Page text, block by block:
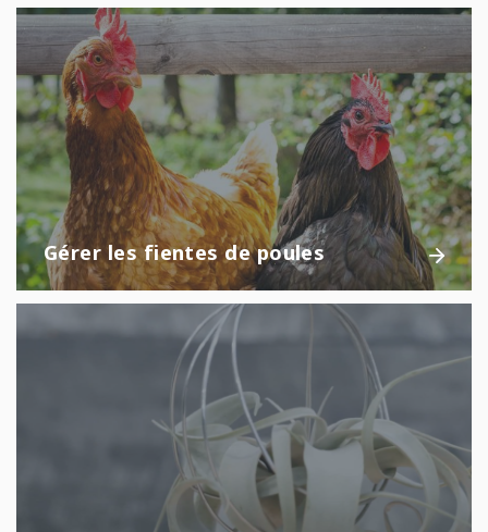
Gérer les fientes de poules